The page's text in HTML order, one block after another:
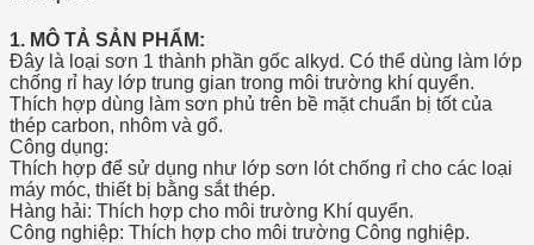
1. MÔ TẢ SẢN PHẨM:
Đây là loại sơn 1 thành phần gốc alkyd. Có thể dùng làm lớp
chống rỉ hay lớp trung gian trong môi trường khí quyển.
Thích hợp dùng làm sơn phủ trên bề mặt chuẩn bị tốt của
thép carbon, nhôm và gổ.
Công dụng:
Thích hợp để sử dụng như lớp sơn lót chống rỉ cho các loại
máy móc, thiết bị bằng sắt thép.
Hàng hải: Thích hợp cho môi trường Khí quyển.
Công nghiệp: Thích hợp cho môi trường Công nghiệp.